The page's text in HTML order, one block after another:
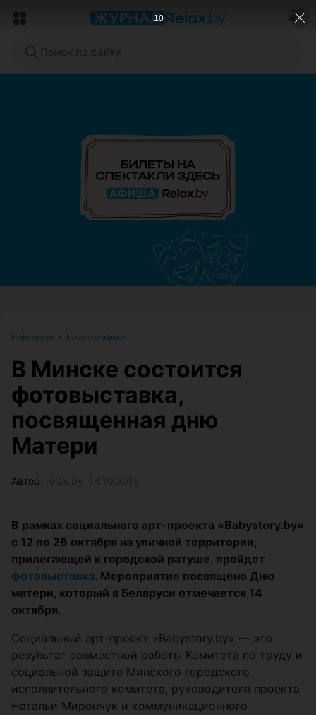
ЭФФЕКТИВНАЯ РЕКЛАМА НА САЙТЕ
Инфокиоск • Новости афиши
В Минске состоится
фотовыставка,
посвященная дню
Матери
Автор:
В рамках социального арт-проекта «Babystory.by»
с 12 по 26 октября на уличной территории,
прилегающей к городской ратуше, пройдет
фотовыставка. Мероприятие посвящено Дню
матери, который в Беларуси отмечается 14
октября.
Социальный арт-проект «Babystory.by» — это
результат совместной работы Комитета по труду и
социальной защите Минского городского
исполнительного комитета, руководителя проекта
Натальи Мирончук и коммуникационного
7